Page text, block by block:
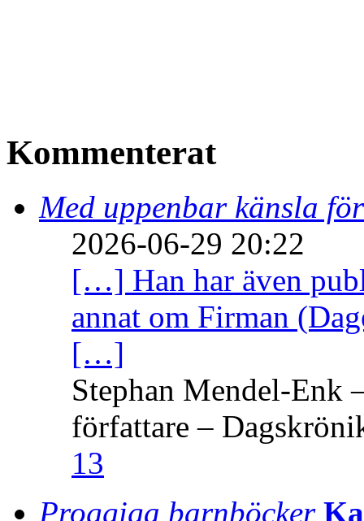
Kommenterat
Med uppenbar känsla
2026-06-29 20:22
[…] Han har även
annat om Firman
[…]
Stephan Mendel-Enk
författare –
13
Proggiga barnböcker